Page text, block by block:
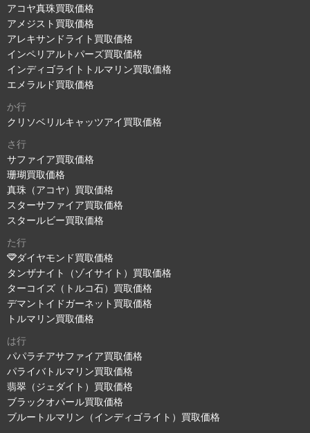
アコヤ真珠買取価格
アメジスト買取価格
アレキサンドライト買取価格
インペリアルトパーズ買取価格
インディゴライトトルマリン買取価格
エメラルド買取価格
か行
クリソベリルキャッツアイ買取価格
さ行
サファイア買取価格
珊瑚買取価格
真珠（アコヤ）買取価格
スターサファイア買取価格
スタールビー買取価格
た行
ダイヤモンド買取価格
タンザナイト（ゾイサイト）買取価格
ターコイズ（トルコ石）買取価格
デマントイドガーネット買取価格
トルマリン買取価格
は行
パパラチアサファイア買取価格
パライバトルマリン買取価格
翡翠（ジェダイト）買取価格
ブラックオパール買取価格
ブルートルマリン（インディゴライト）買取価格